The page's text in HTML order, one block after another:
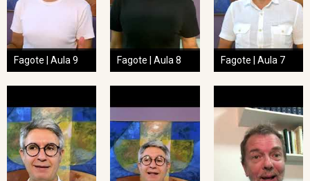
Fagote | Aula 9 Fagote | Aula 8 Fagote | Aula 7